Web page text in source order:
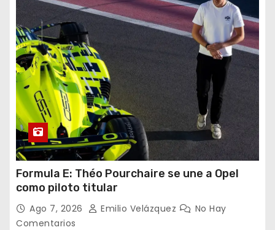
Formula E: Théo Pourchaire se une a Opel
como piloto titular
Ago 7, 2026 Emilio Velázquez
No Hay
Comentarios